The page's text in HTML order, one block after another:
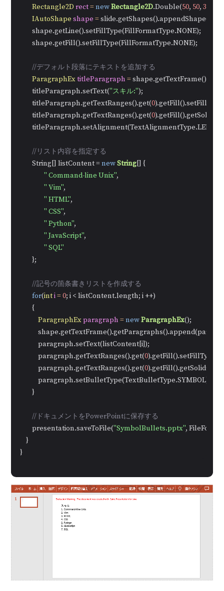
Rectangle2D rect=newRectangle2D.Double(50, 50, 350
IAutoShape shape =
        shape.getLine().setFillType(FillFormatType.NONE);
        shape.getFill().setFillType(FillFormatType.NONE);
//デフォルト段落にテキストを追加する
ParagraphExtitleParagraph =
        titleParagraph.setText(
"スキル:");
        titleParagraph.getTextRanges().get(
0
        titleParagraph.getTextRanges().get(
0
        titleParagraph.setAlignment(TextAlignmentType.LEFT);
//リスト内容を指定する
        String[] listContent =
newString[] {
" Command-line Unix",
" Vim",
" HTML",
" CSS",
" Python",
" JavaScript",
" SQL"
        };
//記号の箇条書きリストを作成する
for(inti=0; i < listContent.length; i ++)
        {
ParagraphExparagraph =newParagraphEx();
            paragraph.setText(listContent[i]);
            paragraph.getTextRanges().get(
0
            paragraph.getTextRanges().get(
0
            paragraph.setBulletType(TextBulletType.SYMBOL);
        }
//ドキュメントをPowerPointに保存する
        presentation.saveToFile(
"SymbolBullets.pptx",
    }
}